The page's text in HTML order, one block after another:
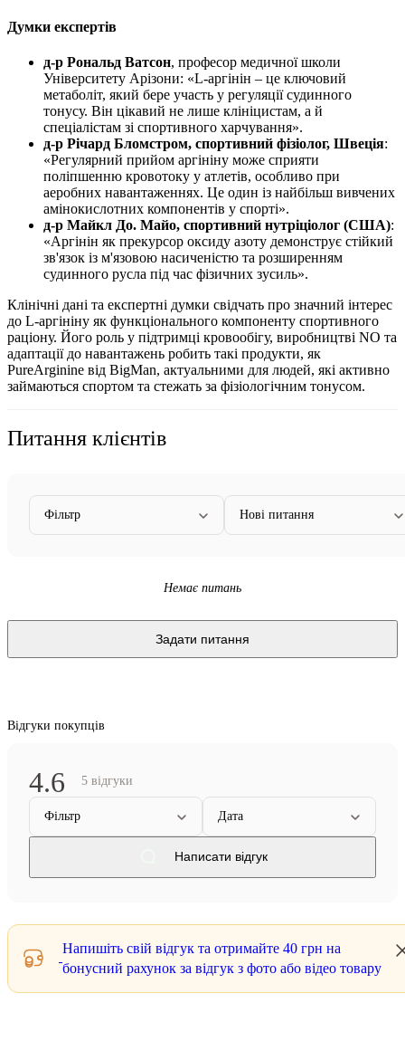
Думки експертів
д-р Рональд Ватсон, професор медичної школи
Університету Арізони: «L-аргінін – це ключовий
метаболіт, який бере участь у регуляції судинного
тонусу. Він цікавий не лише клініцистам, а й
спеціалістам зі спортивного харчування».
д-р Річард Бломстром, спортивний фізіолог, Швеція:
«Регулярний прийом аргініну може сприяти
поліпшенню кровотоку у атлетів, особливо при
аеробних навантаженнях. Це один із найбільш вивчених
амінокислотних компонентів у спорті».
д-р Майкл До. Майо, спортивний нутріціолог (США):
«Аргінін як прекурсор оксиду азоту демонструє стійкий
зв'язок із м'язовою насиченістю та розширенням
судинного русла під час фізичних зусиль».
Клінічні дані та експертні думки свідчать про значний інтерес
до L-аргініну як функціонального компоненту спортивного
раціону. Його роль у підтримці кровообігу, виробництві NO та
адаптації до навантажень робить такі продукти, як
PureArginine від BigMan, актуальними для людей, які активно
займаються спортом та стежать за фізіологічним тонусом.
Питання клієнтів
Фільтр Нові питання
Немає питань
Задати питання
Відгуки покупців
4.6 5 відгуки
Фільтр Дата
Написати відгук
Напишіть свій відгук та отримайте 40 грн на
бонусний рахунок за відгук з фото або відео товару